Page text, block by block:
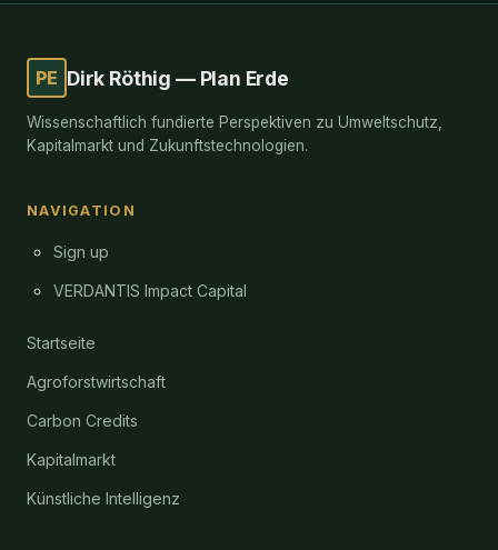
PE Dirk Röthig — Plan Erde
Wissenschaftlich fundierte Perspektiven zu Umweltschutz,
Kapitalmarkt und Zukunftstechnologien.
NAVIGATION
Sign up
VERDANTIS Impact Capital
Startseite
Agroforstwirtschaft
Carbon Credits
Kapitalmarkt
Künstliche Intelligenz